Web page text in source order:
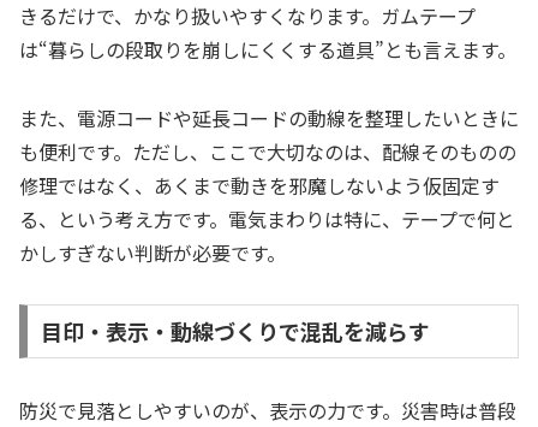
きるだけで、かなり扱いやすくなります。ガムテープ
は“暮らしの段取りを崩しにくくする道具”とも言えます。
また、電源コードや延長コードの動線を整理したいときに
も便利です。ただし、ここで大切なのは、配線そのものの
修理ではなく、あくまで動きを邪魔しないよう仮固定す
る、という考え方です。電気まわりは特に、テープで何と
かしすぎない判断が必要です。
目印・表示・動線づくりで混乱を減らす
防災で見落としやすいのが、表示の力です。災害時は普段